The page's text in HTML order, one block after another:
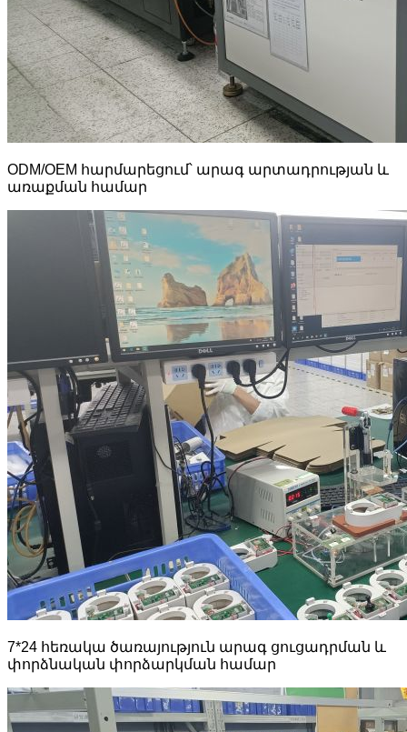
ODM/OEM հարմարեցում՝ արագ արտադրության և
առաքման համար
7*24 հեռակա ծառայություն արագ ցուցադրման և
փորձնական փորձարկման համար